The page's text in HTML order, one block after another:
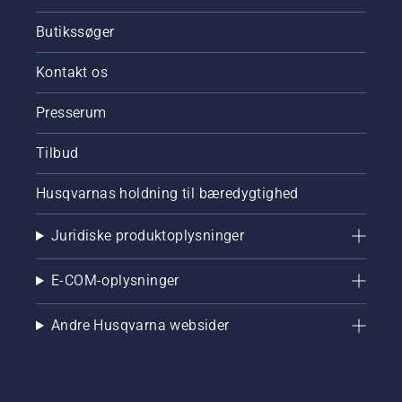
Butikssøger
Kontakt os
Presserum
Tilbud
Husqvarnas holdning til bæredygtighed
Juridiske produktoplysninger
E-COM-oplysninger
Andre Husqvarna websider